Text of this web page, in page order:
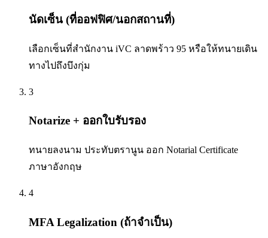
นัดเซ็น (ที่ออฟฟิศ/นอกสถานที่)
เลือกเซ็นที่สำนักงาน iVC ลาดพร้าว 95 หรือให้ทนายเดิน
ทางไปถึงบึงกุ่ม
3
Notarize + ออกใบรับรอง
ทนายลงนาม ประทับตรานูน ออก Notarial Certificate
ภาษาอังกฤษ
4
MFA Legalization (ถ้าจำเป็น)